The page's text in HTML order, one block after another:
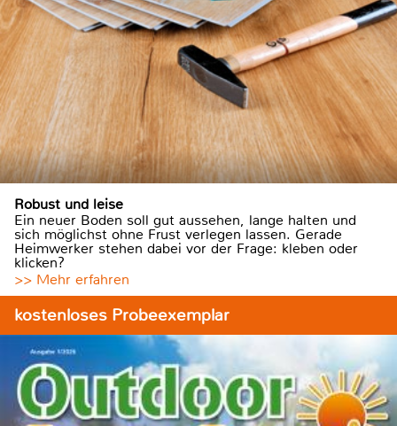
Robust und leise
Ein neuer Boden soll gut aussehen, lange halten und
sich möglichst ohne Frust verlegen lassen. Gerade
Heimwerker stehen dabei vor der Frage: kleben oder
klicken?
>> Mehr erfahren
kostenloses Probeexemplar